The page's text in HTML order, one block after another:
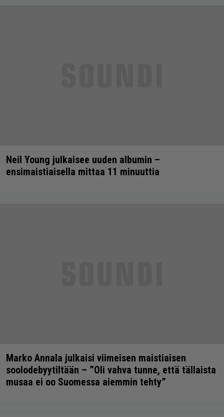
Neil Young julkaisee uuden albumin –
ensimaistiaisella mittaa 11 minuuttia
Marko Annala julkaisi viimeisen maistiaisen
soolodebyytiltään – ”Oli vahva tunne, että tällaista
musaa ei oo Suomessa aiemmin tehty”